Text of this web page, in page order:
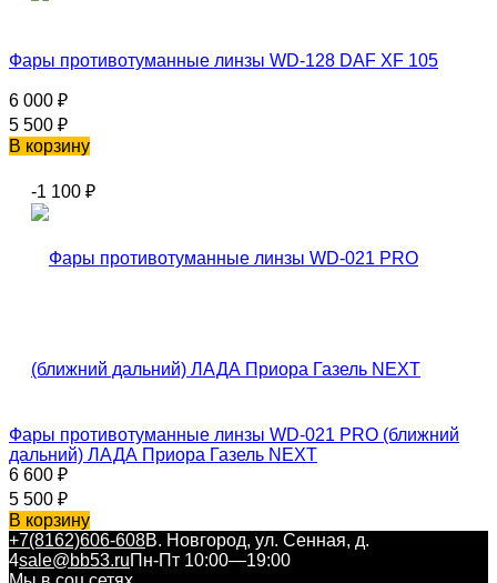
Фары противотуманные линзы WD-128 DAF XF 105
6 000 ₽
5 500 ₽
В корзину
-1 100 ₽
Фары противотуманные линзы WD-021 PRO (ближний
дальний) ЛАДА Приора Газель NEXT
6 600 ₽
5 500 ₽
В корзину
+7(8162)606-608В. Новгород, ул. Сенная, д.
4sale@bb53.ruПн-Пт 10:00—19:00